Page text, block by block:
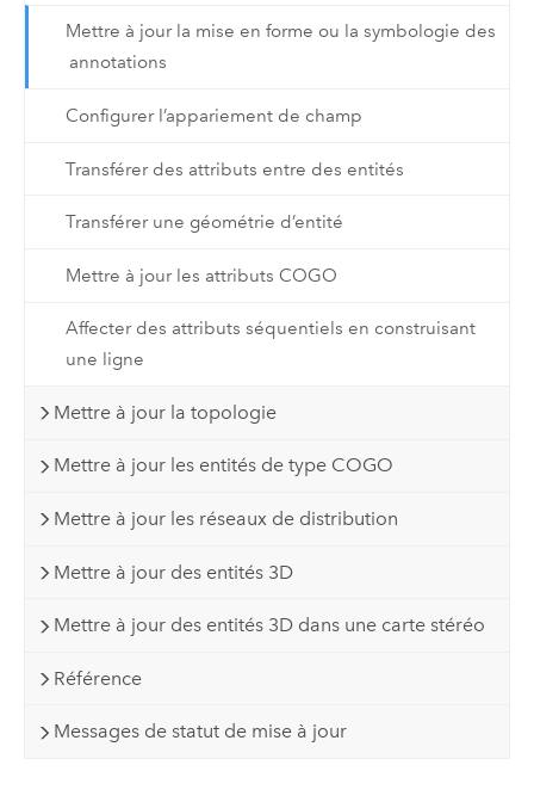
Mettre à jour la mise en forme ou la symbologie des
annotations
Configurer l’appariement de champ
Transférer des attributs entre des entités
Transférer une géométrie d’entité
Mettre à jour les attributs COGO
Affecter des attributs séquentiels en construisant
une ligne
Mettre à jour la topologie
Mettre à jour les entités de type COGO
Mettre à jour les réseaux de distribution
Mettre à jour des entités 3D
Mettre à jour des entités 3D dans une carte stéréo
Référence
Messages de statut de mise à jour